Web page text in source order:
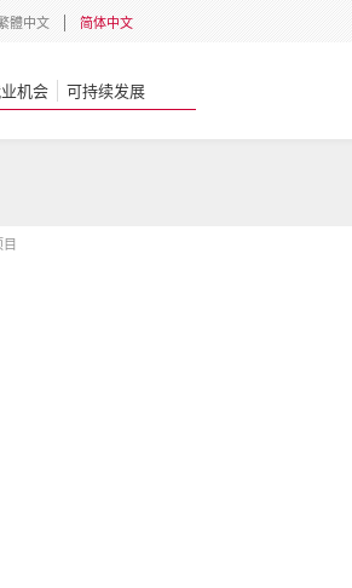
體中文 简体中文
机会 可持续发展